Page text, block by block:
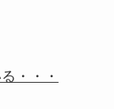
・・・